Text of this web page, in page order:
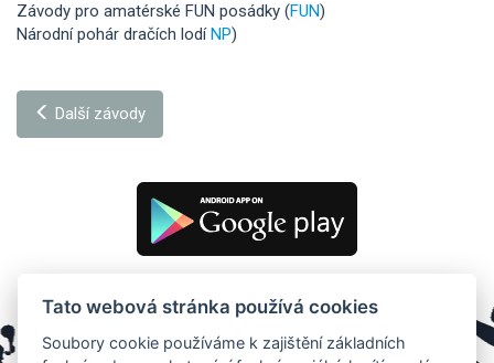
Závody pro amatérské FUN posádky (FUN)
Národní pohár dračích lodíNP)
Další závody
Tato webová stránka používá cookies
Soubory cookie používáme k zajištění základních